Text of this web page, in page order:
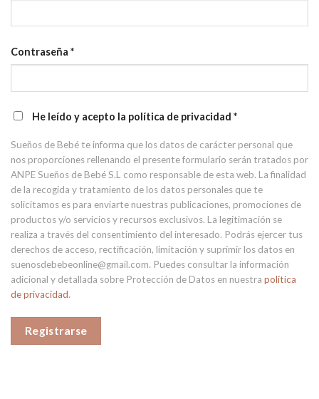
Contraseña *
He leído y acepto la política de privacidad *
Sueños de Bebé te informa que los datos de carácter personal que
nos proporciones rellenando el presente formulario serán tratados por
ANPE Sueños de Bebé S.L como responsable de esta web. La finalidad
de la recogida y tratamiento de los datos personales que te
solicitamos es para enviarte nuestras publicaciones, promociones de
productos y/o servicios y recursos exclusivos. La legitimación se
realiza a través del consentimiento del interesado. Podrás ejercer tus
derechos de acceso, rectificación, limitación y suprimir los datos en
suenosdebebeonline@gmail.com. Puedes consultar la información
adicional y detallada sobre Protección de Datos en nuestra política
de privacidad.
Registrarse